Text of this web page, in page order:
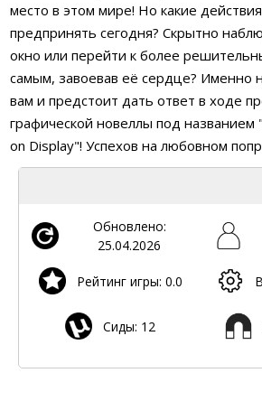
место в этом мире! Но какие
предпринять сегодня? Скрытно
окно или перейти к более
самым, завоевав её сердце? Именно
вам и предстоит дать ответ в ходе
графической новеллы под названием
on Display"! Успехов на любовном
Обновлено:
25.04.2026
Рейтинг игры: 0.0
Сиды: 12